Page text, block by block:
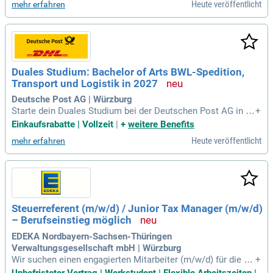
tet dich optimal auf die Paketzustellung vor. Genieße zudem
zahlreiche Mitarbeiterangebote wie Fahrradleasing und Alter
svorsorge. Starte jetzt deine Karriere und nutze die Chance
auf unbefristete Übernahme und Aufstiegsmöglichkeiten!
mehr erfahren Heute veröffentlicht
Duales Studium: Bachelor of Arts BWL-Spedition,
Transport und Logistik in 2027
Deutsche Post AG | Würzburg
Starte dein Duales Studium bei der Deutschen Post AG in W
ürzburg und der DHBW Mannheim im Bachelor of Arts BWL-
Studium, in dem Theorie und praktische Arbeit abwechseln.
Im Laufe von drei Jahren erhältst du umfassende Einblicke i
n die verschiedenen Abteilungen. Du optimierst Fahrten, ers
tellst Einsatzpläne und koordinierst den Fuhrparkeinsatz. Un
sere Niederlassung bietet dir die Möglichkeit, von Anfang a
n Verantwortung zu übernehmen. Alle Infos zu deinem Studi
um findest du auf http://www.dhbw-mannheim. Sichere dir je
tzt deinen Studienplatz!
+
Einkaufsrabatte | Vollzeit
+ weitere Benefits
mehr erfahren Heute veröffentlicht
Steuerreferent (m/w/d) / Junior Tax Manager (m/w/d)
– Berufseinstieg möglich
EDEKA Nordbayern-Sachsen-Thüringen
Verwaltungsgesellschaft mbH | Würzburg
Wir suchen einen engagierten Mitarbeiter (m/w/d) für die W
eiterentwicklung unseres Tax-Compliance-Management-Sys
+